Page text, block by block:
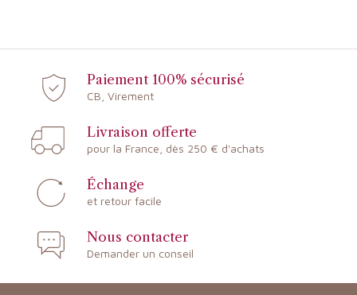
Paiement 100% sécurisé
CB, Virement
Livraison offerte
pour la France, dès 250 € d'achats
Échange
et retour facile
Nous contacter
Demander un conseil